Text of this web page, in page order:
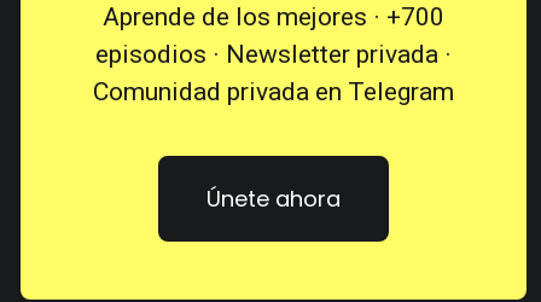
Aprende de los mejores · +700
episodios · Newsletter privada ·
Comunidad privada en Telegram
Únete ahora